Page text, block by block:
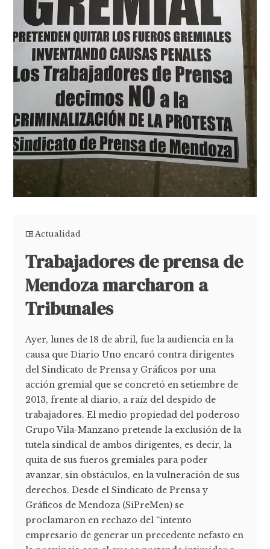
Actualidad
Trabajadores de prensa de
Mendoza marcharon a
Tribunales
Ayer, lunes de 18 de abril, fue la audiencia en la
causa que Diario Uno encaró contra dirigentes
del Sindicato de Prensa y Gráficos por una
acción gremial que se concretó en setiembre de
2013, frente al diario, a raíz del despido de
trabajadores. El medio propiedad del poderoso
Grupo Vila-Manzano pretende la exclusión de la
tutela sindical de ambos dirigentes, es decir, la
quita de sus fueros gremiales para poder
avanzar, sin obstáculos, en la vulneración de sus
derechos. Desde el Sindicato de Prensa y
Gráficos de Mendoza (SiPreMen) se
proclamaron en rechazo del “intento
empresario de generar un precedente nefasto en